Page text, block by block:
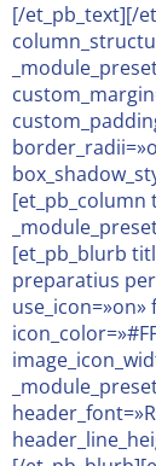
[/et_pb_text][/
[et_pb_column
[et_pb_blurb
preparatius